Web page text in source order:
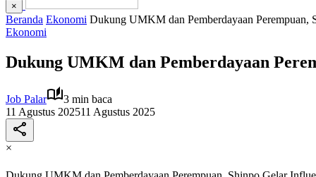
×
Beranda Ekonomi Dukung UMKM dan Pemberdayaan Perempuan,
Ekonomi
Dukung UMKM dan Pemberdayaan
Job Palar
3 min baca
11 Agustus 202511 Agustus 2025
×